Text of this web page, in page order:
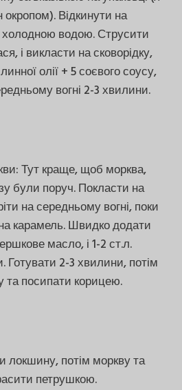
Відкинути на
водою. Струсити
і викласти на сковорідку,
олії + 5 соєвого соусу,
вогні 2-3 хвилини.
Тут краще, щоб морква,
були поруч. Покласти на
на середньому вогні, поки
карамель. Швидко додати
масло, і 1-2 ст.л.
Готувати 2-3 хвилини, потім
та посипати корицею.
локшину, потім моркву та
петрушкою.